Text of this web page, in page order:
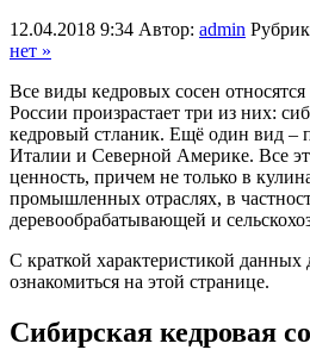
12.04.2018 9:34 Автор: admin
нет »
Все виды кедровых сосен
России произрастает три из них:
кедровый стланик. Ещё один вид –
Италии и Северной Америке. Все
ценность, причем не только в
промышленных отраслях, в
деревообрабатывающей и
С краткой характеристикой данных
ознакомиться на этой странице.
Сибирская кедровая